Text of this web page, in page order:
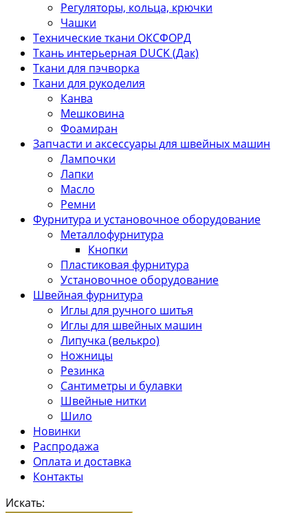
Регуляторы, кольца, крючки
Чашки
Технические ткани ОКСФОРД
Ткань интерьерная DUCK (Дак)
Ткани для пэчворка
Ткани для рукоделия
Канва
Мешковина
Фоамиран
Запчасти и аксессуары для швейных машин
Лампочки
Лапки
Масло
Ремни
Фурнитура и установочное оборудование
Металлофурнитура
Кнопки
Пластиковая фурнитура
Установочное оборудование
Швейная фурнитура
Иглы для ручного шитья
Иглы для швейных машин
Липучка (велькро)
Ножницы
Резинка
Сантиметры и булавки
Швейные нитки
Шило
Новинки
Распродажа
Оплата и доставка
Контакты
Искать: